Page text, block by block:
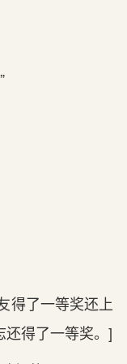
得了一等奖还上
得了一等奖。]